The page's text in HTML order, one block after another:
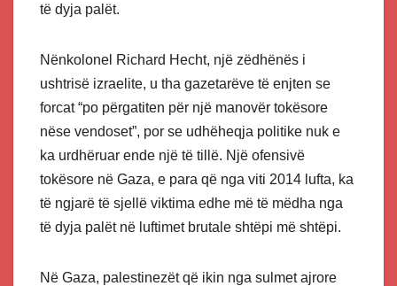
të dyja palët.
Nënkolonel Richard Hecht, një zëdhënës i
ushtrisë izraelite, u tha gazetarëve të enjten se
forcat “po përgatiten për një manovër tokësore
nëse vendoset”, por se udhëheqja politike nuk e
ka urdhëruar ende një të tillë. Një ofensivë
tokësore në Gaza, e para që nga viti 2014 lufta, ka
të ngjarë të sjellë viktima edhe më të mëdha nga
të dyja palët në luftimet brutale shtëpi më shtëpi.
Në Gaza, palestinezët që ikin nga sulmet ajrore